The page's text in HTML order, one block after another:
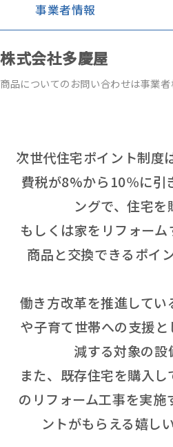
事業者情報
株式会社多慶屋
商品についてのお問い合わせは事業者
次世代住宅ポイント制度
費税が8%から10％に引
ングで、住宅を
もしくは家をリフォー
商品と交換できるポイ
働き方改革を推進して
や子育て世帯への支援
減する対象の設
また、既存住宅を購入
のリフォーム工事を実施
ントがもらえる嬉し